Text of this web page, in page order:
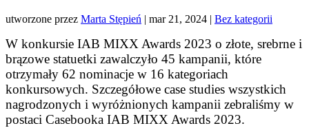
utworzone przez Marta Stępień | mar 21, 2024 | Bez kategorii
W konkursie IAB MIXX Awards 2023 o złote, srebrne i
brązowe statuetki zawalczyło 45 kampanii, które
otrzymały 62 nominacje w 16 kategoriach
konkursowych. Szczegółowe case studies wszystkich
nagrodzonych i wyróżnionych kampanii zebraliśmy w
postaci Casebooka IAB MIXX Awards 2023.